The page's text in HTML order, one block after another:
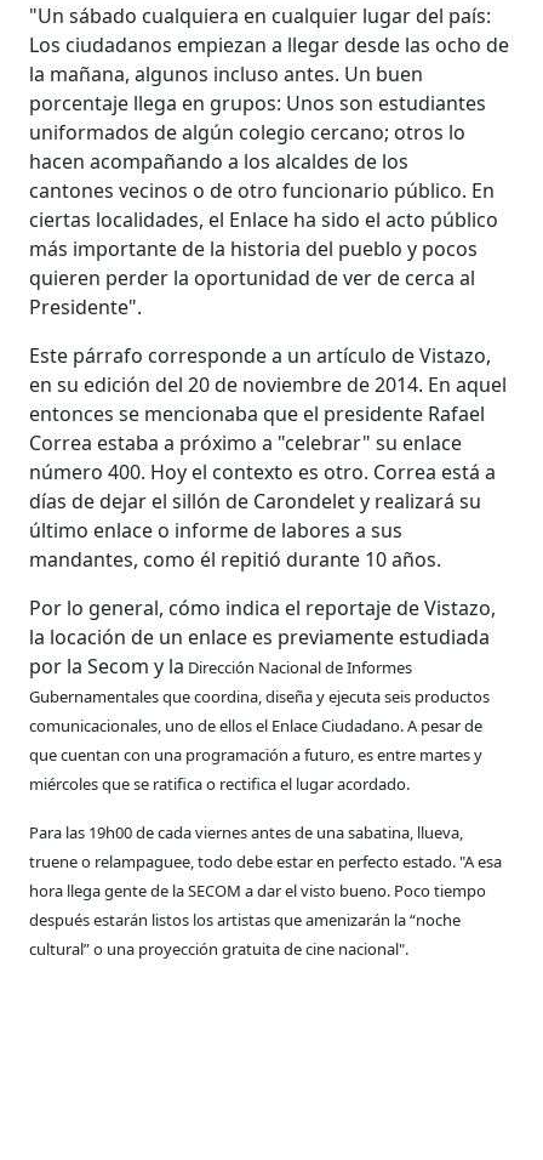
"Un sábado cualquiera en cualquier lugar del país:
Los ciudadanos empiezan a llegar desde las ocho de
la mañana, algunos incluso antes. Un buen
porcentaje llega en grupos: Unos son estudiantes
uniformados de algún colegio cercano; otros lo
hacen acompañando a los alcaldes de los
cantones vecinos o de otro funcionario público. En
ciertas localidades, el Enlace ha sido el acto público
más importante de la historia del pueblo y pocos
quieren perder la oportunidad de ver de cerca al
Presidente".
Este párrafo corresponde a un artículo de Vistazo,
en su edición del 20 de noviembre de 2014. En aquel
entonces se mencionaba que el presidente Rafael
Correa estaba a próximo a "celebrar" su enlace
número 400. Hoy el contexto es otro. Correa está a
días de dejar el sillón de Carondelet y realizará su
último enlace o informe de labores a sus
mandantes, como él repitió durante 10 años.
Por lo general, cómo indica el reportaje de Vistazo,
la locación de un enlace es previamente estudiada
por la Secom y la Dirección Nacional de Informes
Gubernamentales que coordina, diseña y ejecuta seis productos
comunicacionales, uno de ellos el Enlace Ciudadano. A pesar de
que cuentan con una programación a futuro, es entre martes y
miércoles que se ratifica o rectifica el lugar acordado.
​Para las 19h00 de cada viernes antes de una sabatina, llueva,
truene o relampaguee, todo debe estar en perfecto estado. "A esa
hora llega gente de la SECOM a dar el visto bueno. Poco tiempo
después estarán listos los artistas que amenizarán la “noche
cultural” o una proyección gratuita de cine nacional".